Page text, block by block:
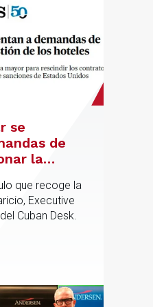
se
de
la
que recoge la
Executive
Cuban Desk.